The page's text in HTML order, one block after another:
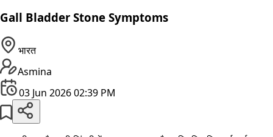
Gall Bladder Stone Symptoms
भारत
Asmina
03 Jun 2026 02:39 PM